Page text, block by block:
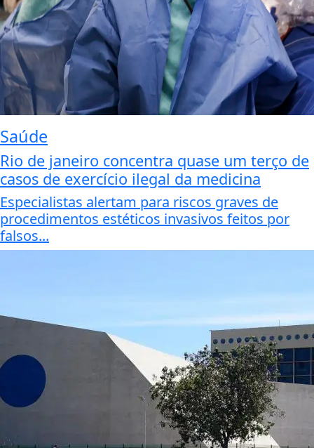
Saúde
Rio de janeiro concentra quase um terço de
casos de exercício ilegal da medicina
Especialistas alertam para riscos graves de
procedimentos estéticos invasivos feitos por
falsos...